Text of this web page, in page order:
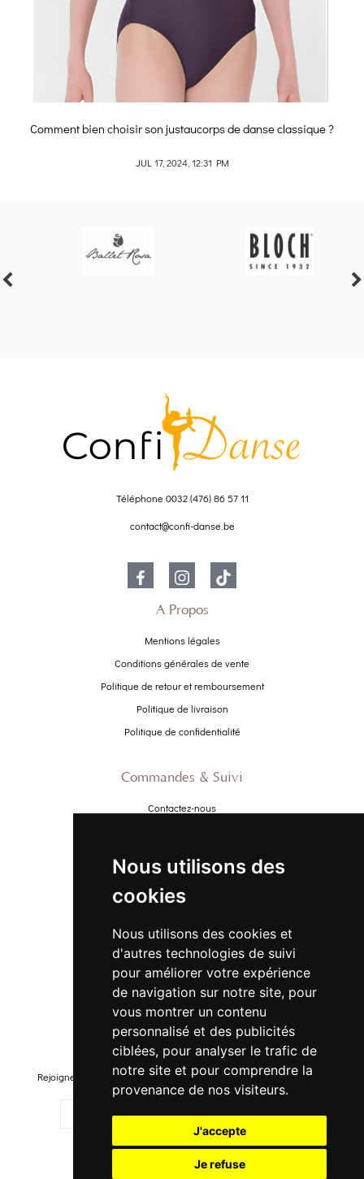
Nous utilisons des
cookies
Nous utilisons des cookies et
d'autres technologies de suivi
pour améliorer votre expérience
de navigation sur notre site, pour
vous montrer un contenu
personnalisé et des publicités
ciblées, pour analyser le trafic de
notre site et pour comprendre la
provenance de nos visiteurs.
J'accepte
Je refuse
Comment bien choisir son justaucorps de danse classique ?
JUL 17, 2024, 12:31 PM
Téléphone 0032 (476) 86 57 11
contact@confi-danse.be
À Propos
Mentions légales
Conditions générales de vente
Politique de retour et remboursement
Politique de livraison
Politique de confidentialité
Commandes & Suivi
Contactez-nous
Promo
Nouveautés
Promo Femme
Promo Homme
Promo Enfant
Rejoignez-notre liste pour recevoir des promotions et nouveautés !
M'ENREGISTRER